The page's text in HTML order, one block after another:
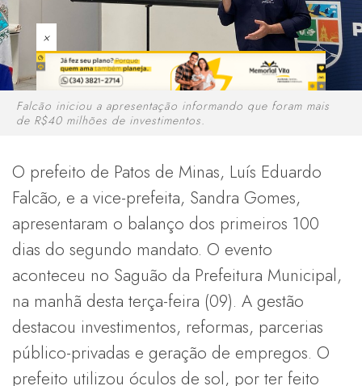
×
Falcão iniciou a apresentação informando que foram mais
de R$40 milhões de investimentos.
O prefeito de Patos de Minas, Luís Eduardo
Falcão, e a vice-prefeita, Sandra Gomes,
apresentaram o balanço dos primeiros 100
dias do segundo mandato. O evento
aconteceu no Saguão da Prefeitura Municipal,
na manhã desta terça-feira (09). A gestão
destacou investimentos, reformas, parcerias
público-privadas e geração de empregos. O
prefeito utilizou óculos de sol, por ter feito